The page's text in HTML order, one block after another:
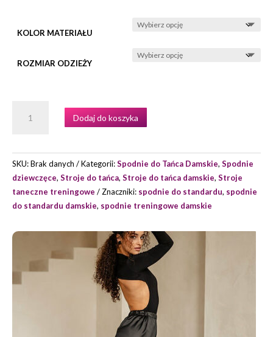
KOLOR MATERIAŁU
ROZMIAR ODZIEŻY
SPODNIE
WP323
MARKI
FASHION
DANCE
Dodaj do koszyka
SKU:Brak danych Kategorii:Spodnie do Tańca Damskie, Spodnie
dziewczęce, Stroje do tańca, Stroje do tańca damskie, Stroje
taneczne treningowe
Znaczniki: spodnie do standardu, spodnie
do standardu damskie, spodnie treningowe damskie